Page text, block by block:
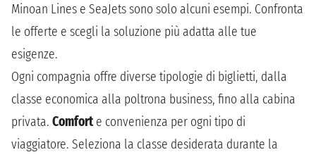
Minoan Lines e SeaJets sono solo alcuni esempi. Confronta
le offerte e scegli la soluzione più adatta alle tue
esigenze.
Ogni compagnia offre diverse tipologie di biglietti, dalla
classe economica alla poltrona business, fino alla cabina
privata. Comforte convenienza per ogni tipo di
viaggiatore. Seleziona la classe desiderata durante la